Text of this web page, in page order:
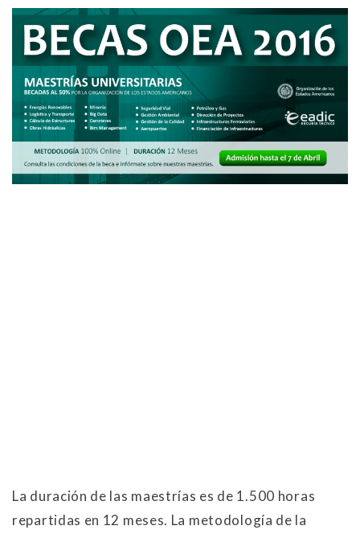
La duración de las maestrías es de 1.500 horas
repartidas en 12 meses. La metodología de la